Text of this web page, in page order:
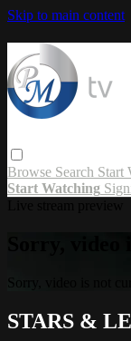
Skip to main content
Browse Search Start
Start Watching
Sorry, video is not
STARS &